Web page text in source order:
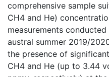
comprehensive sample
CH4 and He)
measurements
austral summer 2019/
the presence of
CH4 and He (up to 3.44